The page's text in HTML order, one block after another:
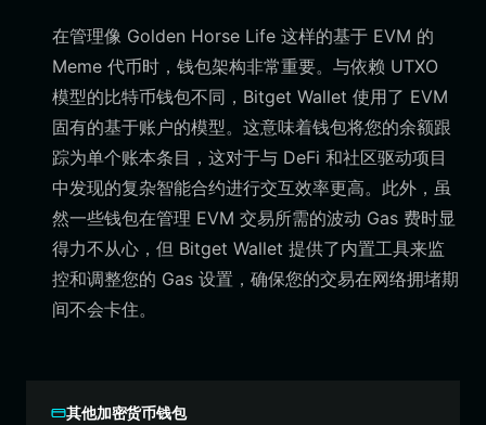
在管理像 Golden Horse Life 这样的基于 EVM 的
Meme 代币时，钱包架构非常重要。与依赖 UTXO
模型的比特币钱包不同，Bitget Wallet 使用了 EVM
固有的基于账户的模型。这意味着钱包将您的余额跟
踪为单个账本条目，这对于与 DeFi 和社区驱动项目
中发现的复杂智能合约进行交互效率更高。此外，虽
然一些钱包在管理 EVM 交易所需的波动 Gas 费时显
得力不从心，但 Bitget Wallet 提供了内置工具来监
控和调整您的 Gas 设置，确保您的交易在网络拥堵期
间不会卡住。
其他加密货币钱包